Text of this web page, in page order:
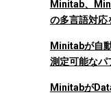
Minitab、
の多言語対応
Minitabが自
測定可能なパ
Minitabが